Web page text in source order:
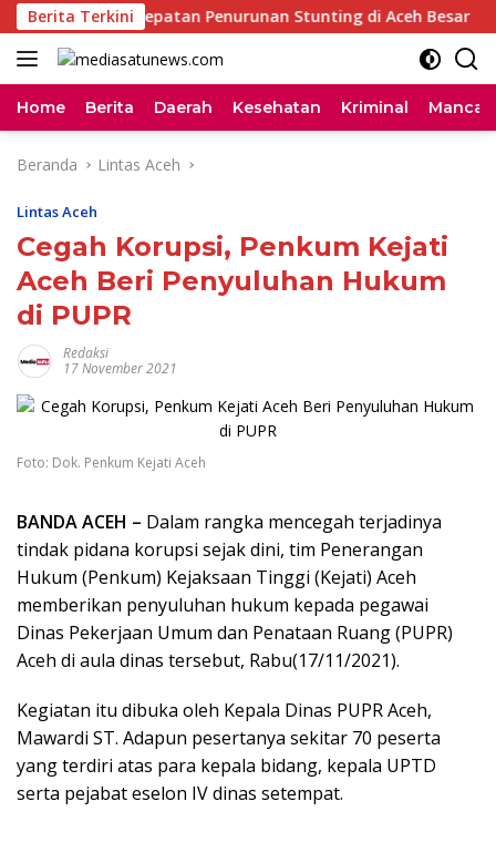
Langsung
ke
konten
Berita Terkini
Percepatan Penurunan Stunting di Aceh Besar
Home Berita Daerah Kesehatan Kriminal
Beranda Lintas Aceh
Lintas Aceh
Cegah Korupsi, Penkum Kejati
Aceh Beri Penyuluhan Hukum
di PUPR
Redaksi
17 November 2021
Foto: Dok. Penkum Kejati Aceh
BANDA ACEH – Dalam rangka mencegah terjadinya
tindak pidana korupsi sejak dini, tim Penerangan
Hukum (Penkum) Kejaksaan Tinggi (Kejati) Aceh
memberikan penyuluhan hukum kepada pegawai
Dinas Pekerjaan Umum dan Penataan Ruang (PUPR)
Aceh di aula dinas tersebut, Rabu(17/11/2021).
Kegiatan itu dibuka oleh Kepala Dinas PUPR Aceh,
Mawardi ST. Adapun pesertanya sekitar 70 peserta
yang terdiri atas para kepala bidang, kepala UPTD
serta pejabat eselon IV dinas setempat.